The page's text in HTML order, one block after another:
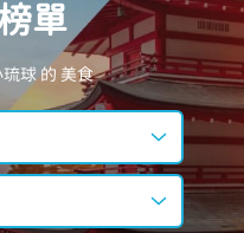
單
琉球的 美食